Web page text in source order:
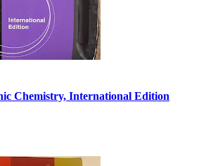
Chemistry, International Edition